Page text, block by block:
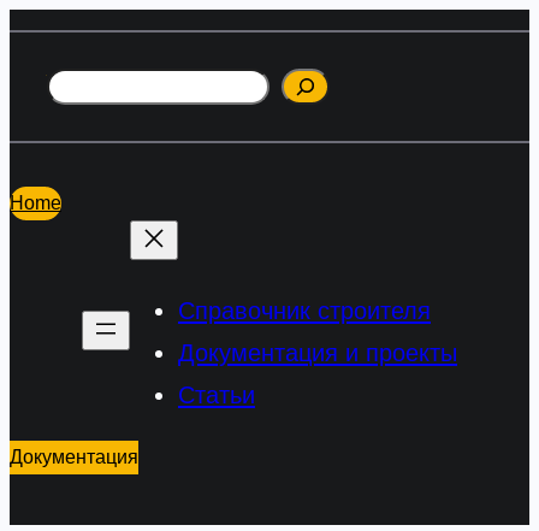
содержимому
Поиск
Home
Справочник строителя
Документация и проекты
Статьи
Документация